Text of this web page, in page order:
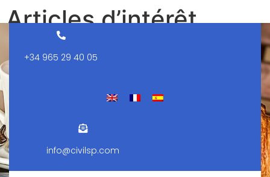
Articles d’intérêt
Ce post est également disponible en :
+34 965 29 40 05
info@civilsp.com